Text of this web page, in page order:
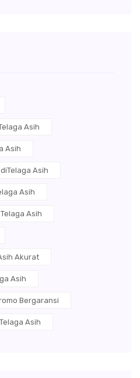
Asih
Asih
Asih
Asih
Asih
Akurat
Asih
Bergaransi
Asih